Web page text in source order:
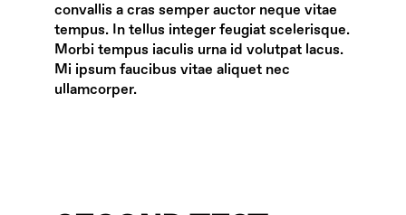
convallis a cras semper auctor neque vitae
tempus. In tellus integer feugiat scelerisque.
Morbi tempus iaculis urna id volutpat lacus.
Mi ipsum faucibus vitae aliquet nec
ullamcorper.